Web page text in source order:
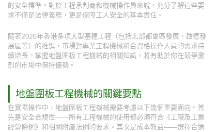
的安全標準。對於工程承判商和機械操作員來說，充分了解這些要
求不僅是法律義務，更是保障工人安全的基本責任。
隨著2026年香港多項大型基建工程（包括北部都會區發展、啟德發
展區等）的推進，市場對專業工程機械和合資格操作人員的需求持
續增長。掌握地盤圍板工程機械的相關知識，將有助於你在競爭激
烈的市場中保持優勢。
地盤圍板工程機械的關鍵要點
在實際操作中，地盤圍板工程機械需要考慮以下幾個重要面向。首
先是安全合規性——所有工程機械的使用都必須符合《工廠及工業
經營條例》和相關附屬法例的要求。其次是成本效益——選擇合適